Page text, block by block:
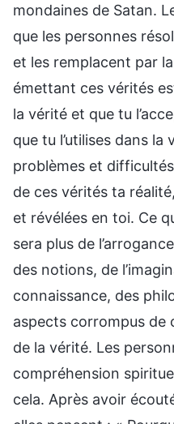
mondaines de Satan.
que les personnes
et les remplacent par
émettant ces vérités
la vérité et que tu
que tu l’utilises dans
problèmes et
de ces vérités ta
et révélées en toi. Ce
sera plus de
des notions, de
connaissance, des
aspects corrompus de
de la vérité. Les
compréhension
cela. Après avoir